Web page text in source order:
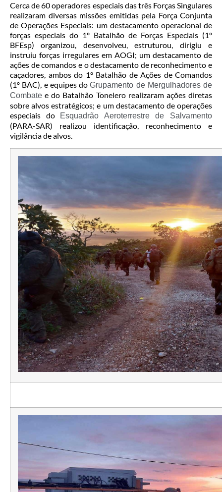
Cerca de 60 operadores especiais das três Forças Singulares
realizaram diversas missões emitidas pela Força Conjunta
de Operações Especiais: um destacamento operacional de
forças especiais do 1º Batalhão de Forças Especiais (1º
BFEsp) organizou, desenvolveu, estruturou, dirigiu e
instruiu forças irregulares em AOGI; um destacamento de
ações de comandos e o destacamento de reconhecimento e
caçadores, ambos do 1º Batalhão de Ações de Comandos
(1º BAC), e equipes doGrupamento de Mergulhadores de
Combate e do Batalhão Tonelero realizaram ações diretas
sobre alvos estratégicos; e um destacamento de operações
especiais do
Esquadrão Aeroterrestre de Salvamento
(PARA-SAR) realizou identificação, reconhecimento e
vigilância de alvos.